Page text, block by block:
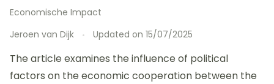
Economische Impact
Jeroen van Dijk
Updated on 15/07/2025
The article examines the influence of political
factors on the economic cooperation between the